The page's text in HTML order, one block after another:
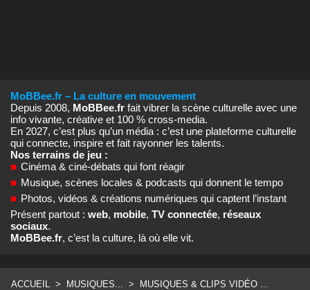
MoBBee.fr – La culture en mouvement
Depuis 2008, MoBBee.fr fait vibrer la scène culturelle avec une
info vivante, créative et 100 % cross‑media.
En 2027, c’est plus qu’un média : c’est une plateforme culturelle
qui connecte, inspire et fait rayonner les talents.
Nos terrains de jeu :
■ Cinéma & ciné‑débats qui font réagir
■ Musique, scènes locales & podcasts qui donnent le tempo
■ Photos, vidéos & créations numériques qui captent l’instant
Présent partout : web, mobile, TV connectée, réseaux
sociaux.
MoBBee.fr, c’est la culture, là où elle vit.
ACCUEIL > MUSIQUES... > MUSIQUES & CLIPS VIDÉO ...